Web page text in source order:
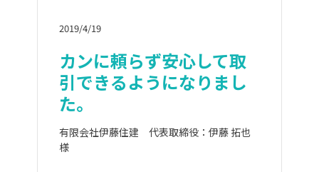
2019/4/19
カンに頼らず安心して取
引できるようになりまし
た。
有限会社伊藤住建 代表取締役：伊藤 拓也
様